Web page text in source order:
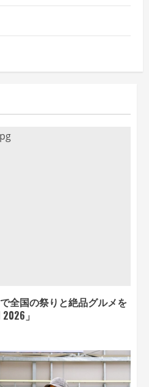
全国の祭りと絶品グルメを
」